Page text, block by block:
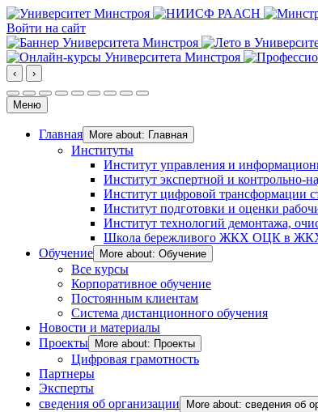
Войти на сайт
‹ ›
Меню
Главная More about: Главная
Институты
Институт управления и
Институт экспертной и контрольно-
Институт цифровой трансформации
Институт подготовки и оценки
Институт технологий демонтажа,
Школа бережливого ЖКХ ОЦК в
Обучение
More about: Обучение
Все курсы
Корпоративное обучение
Постоянным клиентам
Система дистанционного обучения
Новости и материалы
Проекты
More about: Проекты
Цифровая грамотность
Партнеры
Эксперты
сведения об организации
More about: сведения об